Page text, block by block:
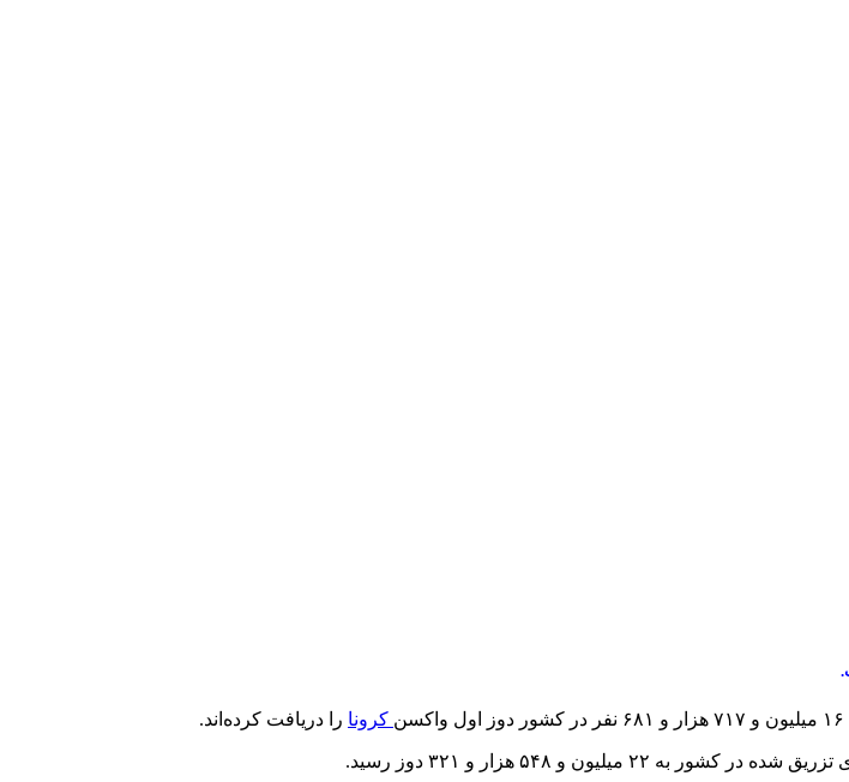
کرونا را دریافت کرده‌اند.